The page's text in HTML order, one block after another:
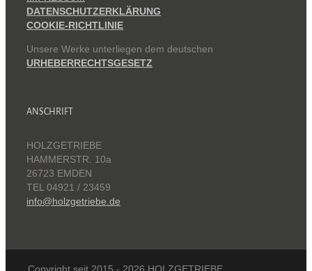
DATENSCHUTZERKLÄRUNG
COOKIE-RICHTLINIE
Unsere Werke unterliegen dem deutschen
URHEBERRECHTSGESETZ
ANSCHRIFT
HOLZGETRIEBE
HAMMERSTR. 10a
26723 EMDEN
TEL 04921 / 23459
info@holzgetriebe.de